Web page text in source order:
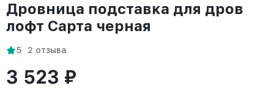
Дровница подставка для дров
лофт Сарта черная
5 2 отзыва
3 523 ₽